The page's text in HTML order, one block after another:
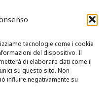
tecnologie come i cookie
del dispositivo. Il
di elaborare dati come il
su questo sito. Non
influire negativamente su
persona
Betti